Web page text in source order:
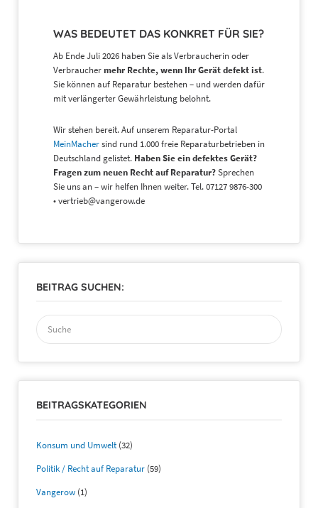
WAS BEDEUTET DAS KONKRET FÜR SIE?
Ab Ende Juli 2026 haben Sie als Verbraucherin oder
Verbrauchermehr Rechte, wenn Ihr Gerät defekt ist.
Sie können auf Reparatur bestehen – und werden dafür
mit verlängerter Gewährleistung belohnt.
Wir stehen bereit. Auf unserem Reparatur-Portal
MeinMachersind rund 1.000 freie Reparaturbetrieben in
Deutschland gelistet. Haben Sie ein defektes Gerät?
Fragen zum neuen Recht auf Reparatur?Sprechen
Sie uns an – wir helfen Ihnen weiter. Tel. 07127 9876-300
• vertrieb@vangerow.de
BEITRAG SUCHEN:
Suchen
nach:
BEITRAGSKATEGORIEN
Konsum und Umwelt(32)
Politik / Recht auf Reparatur (59)
Vangerow (1)